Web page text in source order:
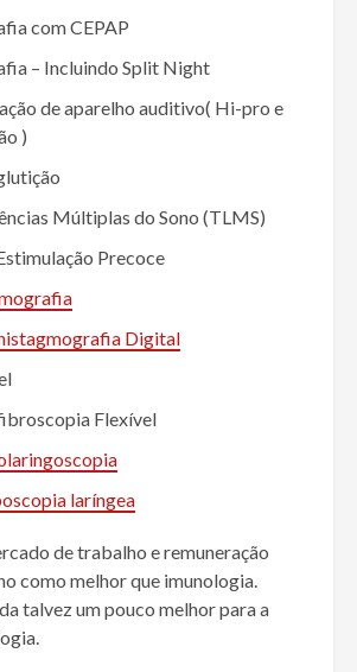
com CEPAP
– Incluindo Split Night
de aparelho auditivo( Hi-pro e
)
Múltiplas do Sono (TLMS)
Precoce
Digital
Flexível
laríngea
de trabalho e remuneração
como melhor que imunologia.
talvez um pouco melhor para a